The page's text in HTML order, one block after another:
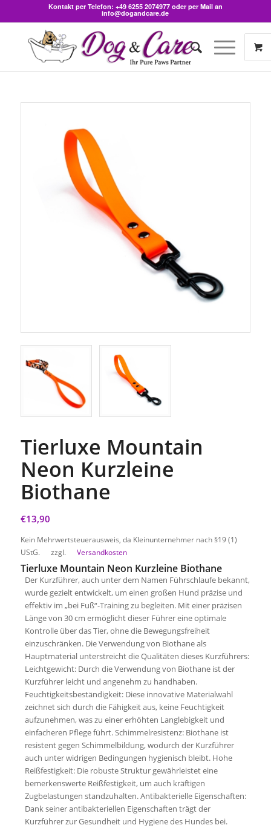
Kontakt per Telefon: +49 6255 2074977oder per Mail an
info@dogandcare.de
Tierluxe Mountain
Neon Kurzleine
Biothane
€13,90
Kein Mehrwertsteuerausweis, da Kleinunternehmer nach §19 (1)
UStG.
zzgl. Versandkosten
Tierluxe Mountain Neon Kurzleine Biothane
Der Kurzführer, auch unter dem Namen Führschlaufe bekannt,
wurde gezielt entwickelt, um einen großen Hund präzise und
effektiv im „bei Fuß“-Training zu begleiten. Mit einer präzisen
Länge von 30 cm ermöglicht dieser Führer eine optimale
Kontrolle über das Tier, ohne die Bewegungsfreiheit
einzuschränken. Die Verwendung von Biothane als
Hauptmaterial unterstreicht die Qualitäten dieses Kurzführers:
Leichtgewicht: Durch die Verwendung von Biothane ist der
Kurzführer leicht und angenehm zu handhaben.
Feuchtigkeitsbeständigkeit: Diese innovative Materialwahl
zeichnet sich durch die Fähigkeit aus, keine Feuchtigkeit
aufzunehmen, was zu einer erhöhten Langlebigkeit und
einfacheren Pflege führt. Schimmelresistenz: Biothane ist
resistent gegen Schimmelbildung, wodurch der Kurzführer
auch unter widrigen Bedingungen hygienisch bleibt. Hohe
Reißfestigkeit: Die robuste Struktur gewährleistet eine
bemerkenswerte Reißfestigkeit, um auch kräftigen
Zugbelastungen standzuhalten. Antibakterielle Eigenschaften:
Dank seiner antibakteriellen Eigenschaften trägt der
Kurzführer zur Gesundheit und Hygiene des Hundes bei.